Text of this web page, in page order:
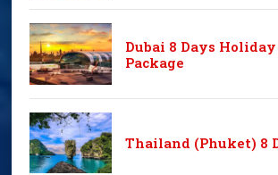
Dubai 8 Days Holiday
Package
Thailand (Phuket) 8